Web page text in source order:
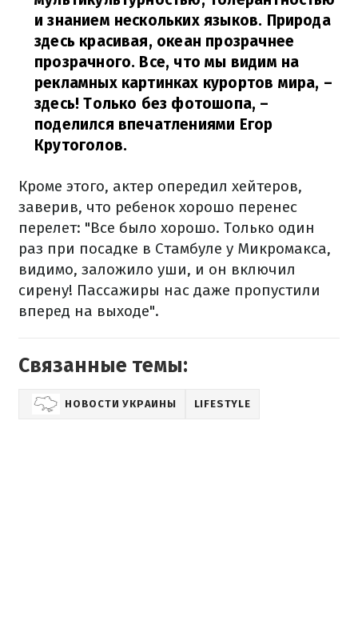
и знанием нескольких языков. Природа
здесь красивая, океан прозрачнее
прозрачного. Все, что мы видим на
рекламных картинках курортов мира, –
здесь! Только без фотошопа, –
поделился впечатлениями Егор
Крутоголов.
Кроме этого, актер опередил хейтеров,
заверив, что ребенок хорошо перенес
перелет: "Все было хорошо. Только один
раз при посадке в Стамбуле у Микромакса,
видимо, заложило уши, и он включил
сирену! Пассажиры нас даже пропустили
вперед на выходе".
Связанные темы:
НОВОСТИ УКРАИНЫ LIFESTYLE